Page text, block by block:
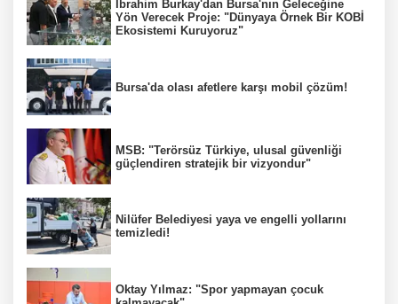
İbrahim Burkay'dan Bursa'nın Geleceğine
Yön Verecek Proje: "Dünyaya Örnek Bir KOBİ
Ekosistemi Kuruyoruz"
Bursa'da olası afetlere karşı mobil çözüm!
MSB: "Terörsüz Türkiye, ulusal güvenliği
güçlendiren stratejik bir vizyondur"
Nilüfer Belediyesi yaya ve engelli yollarını
temizledi!
Oktay Yılmaz: "Spor yapmayan çocuk